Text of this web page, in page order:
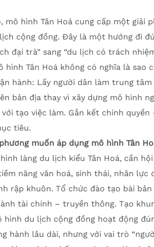
mô hình Tân Hoá cung cấp một giải
cộng đồng. Đây là một hướng đi
đại trà” sang “du lịch có trách
hình Tân Hoá không có nghĩa là sao
hành: Lấy người dân làm trung
bản địa thay vì xây dựng mô hình
tạo việc làm. Gắn kết chính
tiêu.
muốn áp dụng mô hình Tân
làng du lịch kiểu Tân Hoá, cần
năng văn hoá, sinh thái, nhân lực
rập khuôn. Tổ chức đào tạo bài
tài chính – truyền thông. Tạo
hình du lịch cộng đồng hoạt động
hành lâu dài, nhưng với vai trò